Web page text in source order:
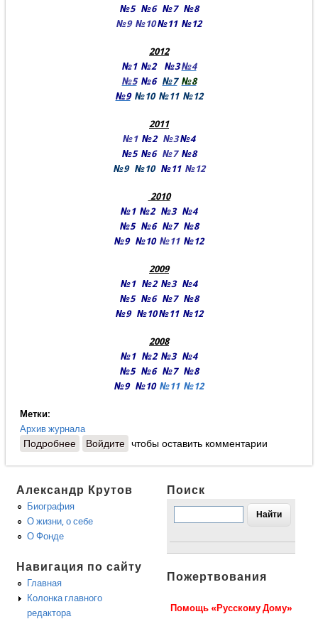
№5
№6 №7 №8
№9 №10 №11 №12
2012
№1 №2 №3 №4
№5 №6 №7 №8
№9 №10 №11 №12
2011
№1 №2 №3 №4
№5 №6 №7 №8
№9 №10 №11 №12
2010
№1 №2 №3 №4
№5
№6 №7 №8
№9 №10 №11 №12
2009
№1 №2 №3 №4
№5
№6 №7
№8
№9 №10№11 №12
2008
№1 №2 №3 №4
№5
№6 №7
№8
№9 №10 №11 №12
Метки:
Архив журнала
Подробнеео Архив номеров журнала за 2008-2025 гг.
Войдите чтобы оставить комментарии
Александр Крутов
Биография
О жизни, о себе
О Фонде
Навигация по сайту
Главная
Колонка главного
редактора
Поиск
Пожертвования
Помощь «Русскому Дому»